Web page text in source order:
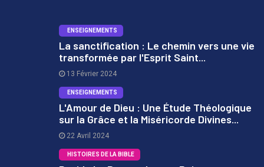
ENSEIGNEMENTS
La sanctification : Le chemin vers une vie
transformée par l'Esprit Saint...
13 Février 2024
ENSEIGNEMENTS
L'Amour de Dieu : Une Étude Théologique
sur la Grâce et la Miséricorde Divines...
22 Avril 2024
HISTOIRES DE LA BIBLE